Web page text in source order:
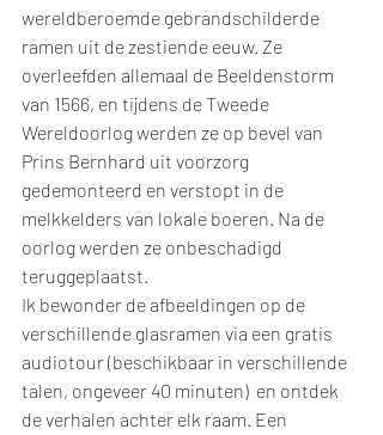
wereldberoemde gebrandschilderde
ramen uit de zestiende eeuw. Ze
overleefden allemaal de Beeldenstorm
van 1566, en tijdens de Tweede
Wereldoorlog werden ze op bevel van
Prins Bernhard uit voorzorg
gedemonteerd en verstopt in de
melkkelders van lokale boeren. Na de
oorlog werden ze onbeschadigd
teruggeplaatst.
Ik bewonder de afbeeldingen op de
verschillende glasramen via een gratis
audiotour (beschikbaar in verschillende
talen, ongeveer 40 minuten)  en ontdek
de verhalen achter elk raam. Een